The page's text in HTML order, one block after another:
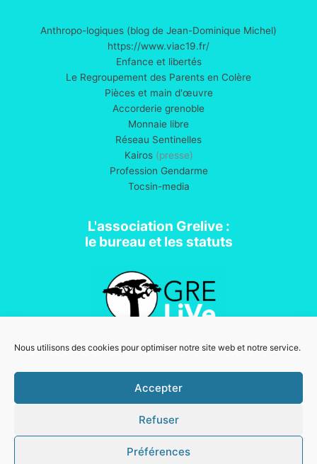
Nous utilisons des cookies pour optimiser notre site web et notre service.
Accepter
Refuser
Préférences
Anthropo-logiques (blog de Jean-Dominique Michel)
https://www.viac19.fr/
Enfance et libertés
Le Regroupement des Parents en Colère
Pièces et main d'œuvre
Accorderie grenoble
Monnaie libre
Réseau Sentinelles
Kairos(presse)
Profession Gendarme
Tocsin-media
L'association Grelive :
le bureau et les statuts
Association loi 1901
Mentions légales
Copyright © 2026 Grelive | Powered by